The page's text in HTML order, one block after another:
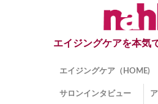
エイジングケアを本気
エイジングケア（HOME)
サロンインタビュー